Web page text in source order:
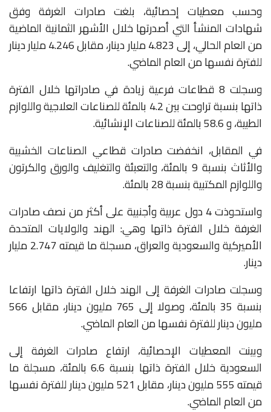
وحسب معطيات إحصائية، بلغت صادرات الغرفة وفق
شهادات المنشأ التي أصدرتها خلال الأشهر الثمانية الماضية
من العام الحالي، إلى 4.823 مليار دينار، مقابل 4.246 مليار دينار
للفترة نفسها من العام الماضي.
وسجلت 8 قطاعات فرعية زيادة في صادراتها خلال الفترة
ذاتها بنسبة تراوحت بين 4.2 بالمئة للصناعات العلاجية واللوازم
الطبية، و 58.6 بالمئة للصناعات الإنشائية.
في المقابل، انخفضت صادرات قطاعي الصناعات الخشبية
والأثاث بنسبة 9 بالمئة، والتعبئة والتغليف والورق والكرتون
واللوازم المكتبية بنسبة 28 بالمئة.
واستحوذت 4 دول عربية وأجنبية على أكثر من نصف صادرات
الغرفة خلال الفترة ذاتها وهي: الهند والولايات المتحدة
الأميركية والسعودية والعراق، مسجلة ما قيمته 2.747 مليار
دينار.
وسجلت صادرات الغرفة إلى الهند خلال الفترة ذاتها ارتفاعا
بنسبة 35 بالمئة، وصولا إلى 765 مليون دينار، مقابل 566
مليون دينار للفترة نفسها من العام الماضي.
وبينت المعطيات الإحصائية، ارتفاع صادرات الغرفة إلى
السعودية خلال الفترة ذاتها بنسبة 6.6 بالمئة، مسجلة ما
قيمته 555 مليون دينار، مقابل 521 مليون دينار للفترة نفسها
من العام الماضي.